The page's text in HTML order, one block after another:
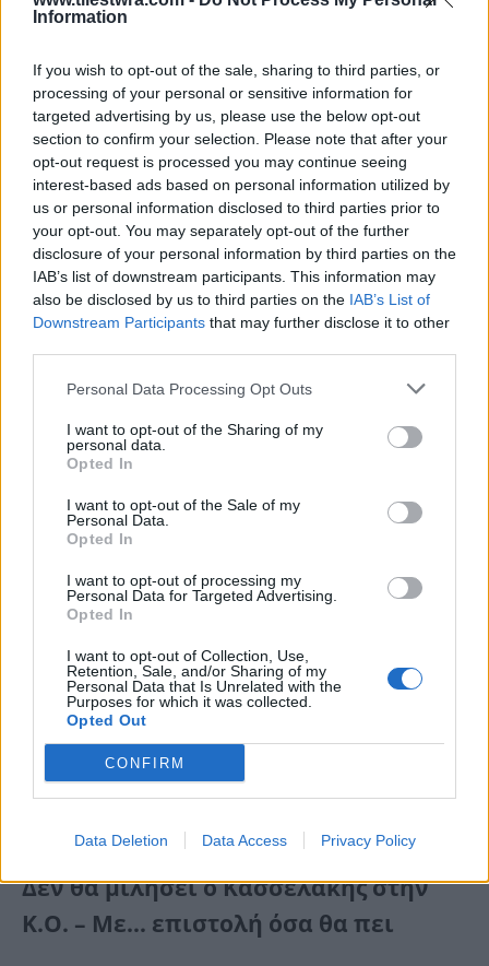
Information
If you wish to opt-out of the sale, sharing to third parties, or
processing of your personal or sensitive information for
targeted advertising by us, please use the below opt-out
section to confirm your selection. Please note that after your
opt-out request is processed you may continue seeing
interest-based ads based on personal information utilized by
us or personal information disclosed to third parties prior to
your opt-out. You may separately opt-out of the further
disclosure of your personal information by third parties on the
IAB’s list of downstream participants. This information may
also be disclosed by us to third parties on the IAB’s List of
Downstream Participants that may further disclose it to other
Personal Data Processing Opt Outs
I want to opt-out of the Sharing of my
personal data.
Opted In
I want to opt-out of the Sale of my
Personal Data.
Opted In
I want to opt-out of processing my
Personal Data for Targeted Advertising.
Opted In
I want to opt-out of Collection, Use,
Retention, Sale, and/or Sharing of my
Personal Data that Is Unrelated with the
Purposes for which it was collected.
Opted Out
CONFIRM
Data Deletion Data Access Privacy Policy
Δεν θα μιλήσει ο Κασσελάκης στην
Κ.Ο. – Με… επιστολή όσα θα πει